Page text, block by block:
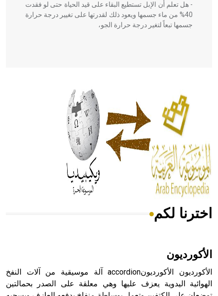
- هل تعلم أن الإبل تستطيع البقاء على قيد الحياة حتى لو فقدت
40% من ماء جسمها ويعود ذلك لقدرتها على تغيير درجة حرارة
جسمها تبعاً لتغير درجة حرارة الجو،
الحكم، الأدلة، تنظيم التغذية، ورسالته في جروح الرأس. ويعود
له الفضل بأنه حرر الطب من الدين والفلسفة.
- هل تعلم أن المرجان إفراز حيواني يتكون في البحر ويتركب
من مادة كربونات الكلسيوم، وهو أحمر أو شديد الحمرة وهو
أجود أنواعه، ويمتاز بكبر الحجم ويسمى الش
هل تعلم أن الأبسيد كلمة فرنسية اللفظ تم اعتمادها مصطلحاً
اخترنا لكم
الأكورديون
الأكورديون الأكورديونaccordion آلة موسيقية من آلات النفخ
الهوائية اليدوية يعزف عليها وهي معلقة على الصدر بحمالتين